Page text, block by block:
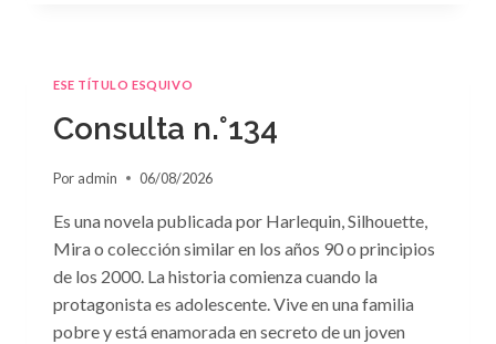
ESE TÍTULO ESQUIVO
Consulta n.°134
Por admin 06/08/2026
Es una novela publicada por Harlequin, Silhouette,
Mira o colección similar en los años 90 o principios
de los 2000. La historia comienza cuando la
protagonista es adolescente. Vive en una familia
pobre y está enamorada en secreto de un joven